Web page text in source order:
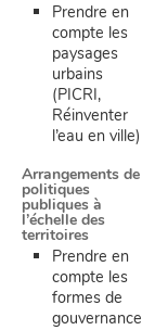
Prendre en
compte les
paysages
urbains
(PICRI,
Réinventer
l’eau en ville)
Arrangements de
politiques
publiques à
l’échelle des
territoires
Prendre en
compte les
formes de
gouvernance